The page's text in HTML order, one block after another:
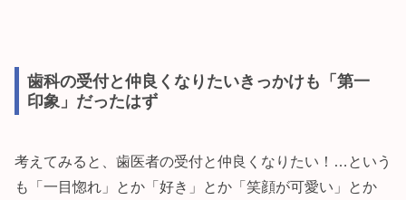
歯科の受付と仲良くなりたいきっかけも「第一
印象」だったはず
考えてみると、歯医者の受付と仲良くなりたい！…という
も「一目惚れ」とか「好き」とか「笑顔が可愛い」とか